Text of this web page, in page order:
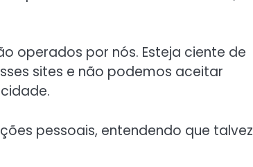
operados por nós. Esteja ciente de
sites e não podemos aceitar
pessoais, entendendo que talvez